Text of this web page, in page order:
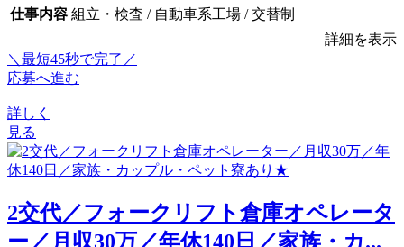
仕事内容 組立・検査 / 自動車系工場 / 交替制
詳細を表示
＼最短45秒で完了／
応募へ進む
詳しく
見る
2交代／フォークリフト倉庫オペレータ
ー／月収30万／年休140日／家族・カ...